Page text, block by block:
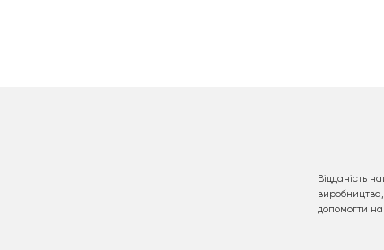
Відданість
допомогти